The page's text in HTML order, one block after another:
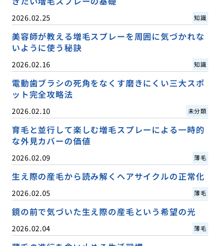
2026.02.25 知識
美容師が教える増毛スプレーを周囲に気づかれな
いように使う秘訣
2026.02.16 知識
電動歯ブラシの死角をなくす磨きにくい三大スポ
ット完全攻略法
2026.02.10 未分類
育毛と並行して楽しむ増毛スプレーによる一時的
な外見カバーの価値
2026.02.09 薄毛
生え際の産毛から読み解くヘアサイクルの正常化
2026.02.05 薄毛
鏡の前で気づいた生え際の産毛という希望の光
2026.02.04 薄毛